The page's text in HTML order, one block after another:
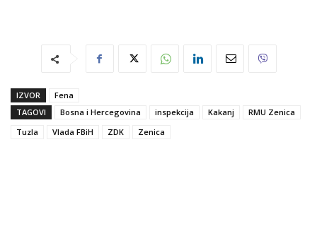
IZVOR
Fena
TAGOVI
Bosna i Hercegovina inspekcija Kakanj
RMU Zenica
Tuzla
Vlada FBiH ZDK Zenica